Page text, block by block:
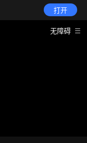
打开
无障碍